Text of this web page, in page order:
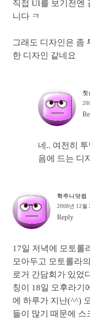
직접 UI를 보기전엔
니다 ㅋ
그래도 디자인은 좀
한 디자인 같네요
칫
네.. 여전히
음에 드는 디
학주니닷컴
2008년 12월
Reply
17일 저녁에 모토롤
모아두고 모토롤라
로거 간담회가 있었
칭이 18일 오후라기
에 하루가 지난(^^)
들이 많기 때문에 스